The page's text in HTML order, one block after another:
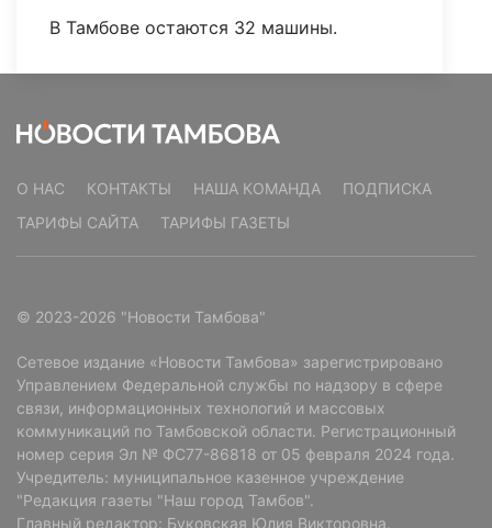
В Тамбове остаются 32 машины.
О НАС КОНТАКТЫ НАША КОМАНДА
ПОДПИСКА
ТАРИФЫ САЙТА
ТАРИФЫ ГАЗЕТЫ
© 2023-2026 "Новости Тамбова"
Сетевое издание «Новости Тамбова» зарегистрировано
Управлением Федеральной службы по надзору в сфере
связи, информационных технологий и массовых
коммуникаций по Тамбовской области. Регистрационный
номер серия Эл № ФС77-86818 от 05 февраля 2024 года.
Учредитель: муниципальное казенное учреждение
"Редакция газеты "Наш город Тамбов".
Главный редактор: Буковская Юлия Викторовна.